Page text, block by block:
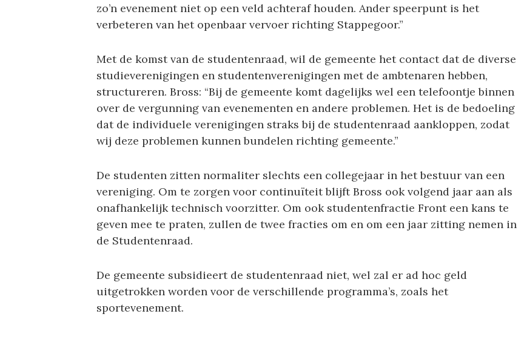
zo’n evenement niet op een veld achteraf houden. Ander speerpunt is het
verbeteren van het openbaar vervoer richting Stappegoor.”
Met de komst van de studentenraad, wil de gemeente het contact dat de diverse
studieverenigingen en studentenverenigingen met de ambtenaren hebben,
structureren. Bross: “Bij de gemeente komt dagelijks wel een telefoontje binnen
over de vergunning van evenementen en andere problemen. Het is de bedoeling
dat de individuele verenigingen straks bij de studentenraad aankloppen, zodat
wij deze problemen kunnen bundelen richting gemeente.”
De studenten zitten normaliter slechts een collegejaar in het bestuur van een
vereniging. Om te zorgen voor continuïteit blijft Bross ook volgend jaar aan als
onafhankelijk technisch voorzitter. Om ook studentenfractie Front een kans te
geven mee te praten, zullen de twee fracties om en om een jaar zitting nemen in
de Studentenraad.
De gemeente subsidieert de studentenraad niet, wel zal er ad hoc geld
uitgetrokken worden voor de verschillende programma’s, zoals het
sportevenement.